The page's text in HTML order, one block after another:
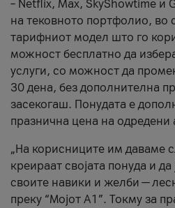
– Netflix, Max, SkyShowtime и
на тековното портфолио, во
тарифниот модел што го
можност бесплатно да
услуги, со можност да
30 дена, без дополнителна
засекогаш. Понудата е
празнична цена на одредени
„На корисниците им даваме
креираат својата понуда и
своите навики и желби —
преку “Мојот А1”. Токму за